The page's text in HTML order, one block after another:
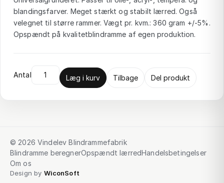
blandingsfarver. Meget stærkt og stabilt lærred. Også
velegnet til større rammer. Vægt pr. kvm.: 360 gram +/-5%.
Opspændt på kvalitetblindramme af egen produktion.
Antal Læg i kurv Tilbage Del produkt
© 2026 Vindelev Blindrammefabrik
Blindramme beregnerOpspændt lærredHandelsbetingelser
Om os
Design by WiconSoft